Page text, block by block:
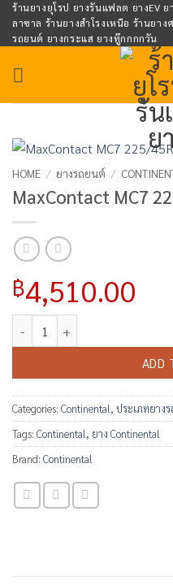
Skip
content
ร้านยางยุโรป ยางรันแฟลต ยางEV
ลาซาล ร้านยางสำโรงเหนือ ร้านยา
รถยนต์ ยางกระแส ยางทู๊กกกกวัน
HOME / ยางรถยนต์ /
MaxContact MC7
฿4,510.00
ADD
Categories: Continental, ประเภทยาง
Tags: Continental, ยาง Continental
Brand: Continental